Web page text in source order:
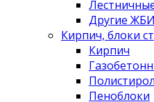
Другие ЖБИ
Кирпич, блоки
Кирпич
Пеноблоки